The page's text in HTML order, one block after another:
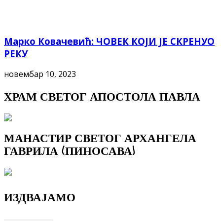
Марко Ковачевић: ЧОВЕК КОЈИ ЈЕ СКРЕНУО
РЕКУ
новембар 10, 2023
ХРАМ СВЕТОГ АПОСТОЛА ПАВЛА
МАНАСТИР СВЕТОГ АРХАНГЕЛА
ГАВРИЛА (ПИНОСАВА)
ИЗДВАЈАМО